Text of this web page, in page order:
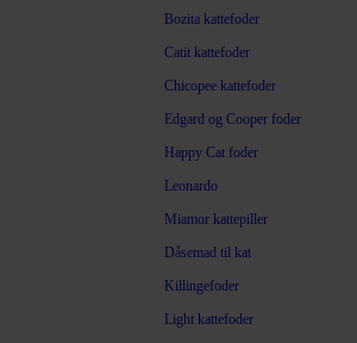
Bozita kattefoder
Catit kattefoder
Chicopee kattefoder
Edgard og Cooper foder
Happy Cat foder
Leonardo
Miamor kattepiller
Dåsemad til kat
Killingefoder
Light kattefoder